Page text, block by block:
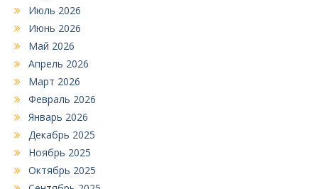
Июль 2026
Июнь 2026
Май 2026
Апрель 2026
Март 2026
Февраль 2026
Январь 2026
Декабрь 2025
Ноябрь 2025
Октябрь 2025